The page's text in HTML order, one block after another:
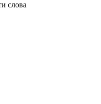
слова